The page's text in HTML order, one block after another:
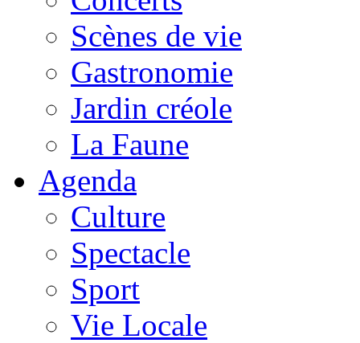
Scènes de vie
Gastronomie
Jardin créole
La Faune
Agenda
Culture
Spectacle
Sport
Vie Locale